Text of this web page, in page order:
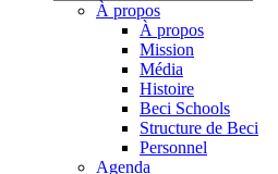
À propos
À propos
Mission
Média
Histoire
Beci Schools
Structure de Beci
Personnel
Agenda